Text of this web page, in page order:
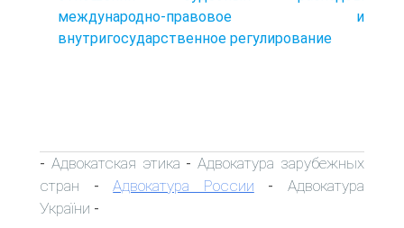
международно-правовое и
внутригосударственное регулирование
- Адвокатская этика -Адвокатура зарубежных
стран -Адвокатура России -Адвокатура
України -